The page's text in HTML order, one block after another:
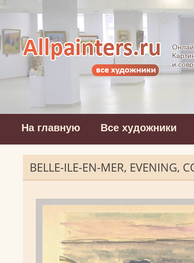
и
На главную Все художники
BELLE-ILE-EN-MER,